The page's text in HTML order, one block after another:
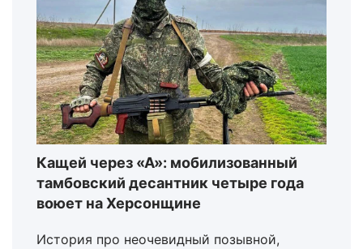
Кащей через «А»: мобилизованный
тамбовский десантник четыре года
воюет на Херсонщине
История про неочевидный позывной,